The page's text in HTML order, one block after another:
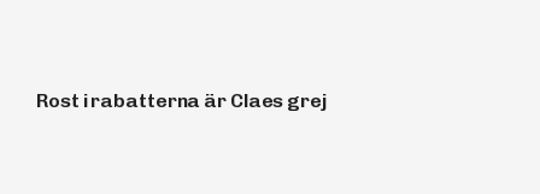
Rost i rabatterna är Claes grej